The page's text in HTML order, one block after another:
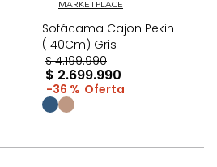
MARKETPLACE
Sofácama Cajon Pekin
(140Cm) Gris
$ 4.199.990
$ 2.699.990
36 %